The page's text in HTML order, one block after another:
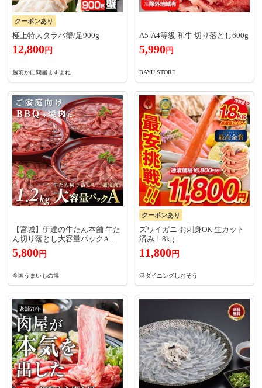
クーポンあり
極上特大タラバ蟹/足900g
12,800円
越前かに問屋ますよね
A5-A4等級 和牛 切り落とし600g
5,990円
BAYU STORE
【宮城】伊達の牛たん本舗 牛た
ん切り落とし大容量パックA
塩仕込み300g×4P 計1．2kg
5,800円
全国うまいもの博
クーポンあり
ズワイガニ お刺身OK 生カット
済み 1.8kg
11,800円
港ダイニングしおそう